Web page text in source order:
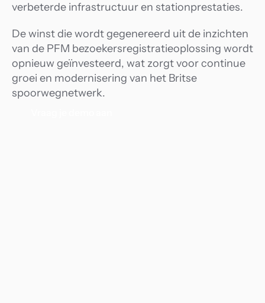
verbeterde infrastructuur en stationprestaties.
De winst die wordt gegenereerd uit de inzichten
van de PFM bezoekersregistratieoplossing wordt
opnieuw geïnvesteerd, wat zorgt voor continue
groei en modernisering van het Britse
spoorwegnetwerk.